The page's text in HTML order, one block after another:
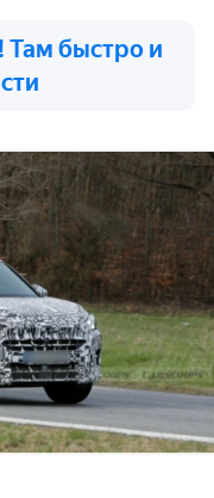
Там быстро и